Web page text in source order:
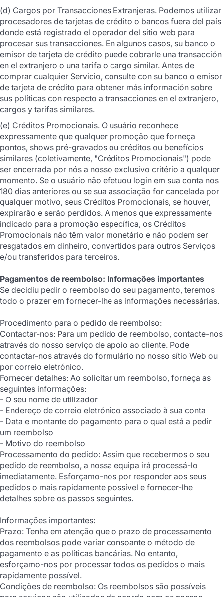
(d) Cargos por Transacciones Extranjeras. Podemos utilizar
procesadores de tarjetas de crédito o bancos fuera del país
donde está registrado el operador del sitio web para
procesar sus transacciones. En algunos casos, su banco o
emisor de tarjeta de crédito puede cobrarle una transacción
en el extranjero o una tarifa o cargo similar. Antes de
comprar cualquier Servicio, consulte con su banco o emisor
de tarjeta de crédito para obtener más información sobre
sus políticas con respecto a transacciones en el extranjero,
cargos y tarifas similares.
(e) Créditos Promocionais. O usuário reconhece
expressamente que qualquer promoção que forneça
pontos, shows pré-gravados ou créditos ou benefícios
similares (coletivamente, "Créditos Promocionais") pode
ser encerrada por nós a nosso exclusivo critério a qualquer
momento. Se o usuário não efetuou login em sua conta nos
180 dias anteriores ou se sua associação for cancelada por
qualquer motivo, seus Créditos Promocionais, se houver,
expirarão e serão perdidos. A menos que expressamente
indicado para a promoção específica, os Créditos
Promocionais não têm valor monetário e não podem ser
resgatados em dinheiro, convertidos para outros Serviços
e/ou transferidos para terceiros.
Pagamentos de reembolso: Informações importantes
Se decidiu pedir o reembolso do seu pagamento, teremos
todo o prazer em fornecer-lhe as informações necessárias.
Procedimento para o pedido de reembolso:
Contactar-nos: Para um pedido de reembolso, contacte-nos
através do nosso serviço de apoio ao cliente. Pode
contactar-nos através do formulário no nosso sítio Web ou
por correio eletrónico.
Fornecer detalhes: Ao solicitar um reembolso, forneça as
seguintes informações:
- O seu nome de utilizador
- Endereço de correio eletrónico associado à sua conta
- Data e montante do pagamento para o qual está a pedir
um reembolso
- Motivo do reembolso
Processamento do pedido: Assim que recebermos o seu
pedido de reembolso, a nossa equipa irá processá-lo
imediatamente. Esforçamo-nos por responder aos seus
pedidos o mais rapidamente possível e fornecer-lhe
detalhes sobre os passos seguintes.
Informações importantes:
Prazo: Tenha em atenção que o prazo de processamento
dos reembolsos pode variar consoante o método de
pagamento e as políticas bancárias. No entanto,
esforçamo-nos por processar todos os pedidos o mais
rapidamente possível.
Condições de reembolso: Os reembolsos são possíveis